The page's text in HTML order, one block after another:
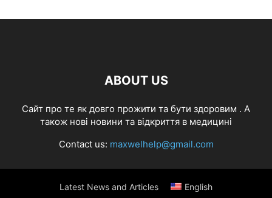
ABOUT US
Cайт про те як довго прожити та бути здоровим . А
також нові новини та відкриття в медицині
Contact us: maxwelhelp@gmail.com
Latest News and Articles English